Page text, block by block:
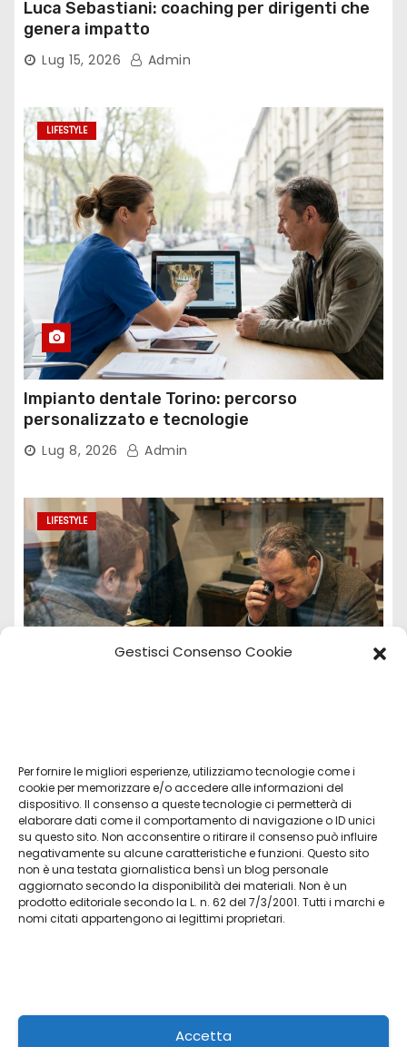
Gestisci Consenso Cookie
Per fornire le migliori esperienze, utilizziamo tecnologie come i
cookie per memorizzare e/o accedere alle informazioni del
dispositivo. Il consenso a queste tecnologie ci permetterà di
elaborare dati come il comportamento di navigazione o ID unici
su questo sito. Non acconsentire o ritirare il consenso può influire
negativamente su alcune caratteristiche e funzioni. Questo sito
non è una testata giornalistica bensì un blog personale
aggiornato secondo la disponibilità dei materiali. Non è un
prodotto editoriale secondo la L. n. 62 del 7/3/2001. Tutti i marchi e
nomi citati appartengono ai legittimi proprietari.
Accetta
Luca Sebastiani: coaching per dirigenti che
genera impatto
Lug 15, 2026 Admin
LIFESTYLE
Impianto dentale Torino: percorso
personalizzato e tecnologie
Lug 8, 2026 Admin
LIFESTYLE
Vendita Tudor Bologna: guida ai migliori
modelli usati
Lug 8, 2026 Admin
Racconti da Terra Autentica